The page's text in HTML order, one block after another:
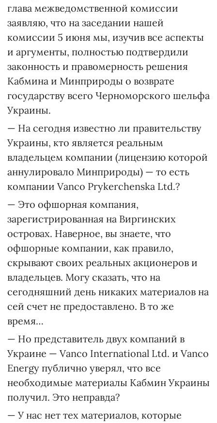
глава межведомственной комиссии
заявляю, что на заседании нашей
комиссии 5 июня мы, изучив все аспекты
и аргументы, полностью подтвердили
законность и правомерность решения
Кабмина и Минприроды о возврате
государст­ву всего Черноморского шельфа
Украины.
— На сегодня известно ли правительству
Украины, кто является реальным
владельцем компании (лицензию которой
аннулировало Минприроды) — то есть
компании Vancо Prykerchenska Ltd.?
— Это офшорная компания,
зарегистрированная на Виргинских
островах. Наверное, вы знаете, что
офшорные компании, как правило,
скрывают своих реальных акционеров и
владельцев. Могу сказать, что на
сегодняшний день никаких материалов на
сей счет не предоставлено. В то же
время…
— Но представитель двух компаний в
Украине — Vanco International Ltd. и Vanco
Energy публично уверял, что все
необходимые материалы Кабмин Украины
получил. Это неправда?
— У нас нет тех материалов, которые